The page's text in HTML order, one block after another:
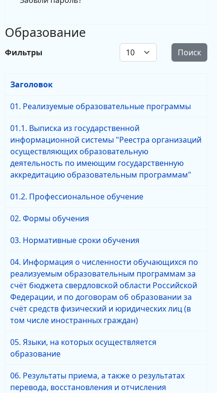
Образование
Фильтры Кол-во строк: Поиск
Заголовок
01. Реализуемые образовательные программы
01.1. Выписка из государственной
информационной системы "Реестра организаций
осуществляющих образовательную
деятельность по имеющим государственную
аккредитацию образовательным программам"
01.2. Профессиональное обучение
02. Формы обучения
03. Нормативные сроки обучения
04. Информация о численности обучающихся по
реализуемым образовательным программам за
счёт бюджета свердловской области Российской
Федерации, и по договорам об образовании за
счёт средств физический и юридических лиц (в
том числе иностранных граждан)
05. Языки, на которых осуществляется
образование
06. Результаты приема, а также о результатах
перевода, восстановления и отчисления